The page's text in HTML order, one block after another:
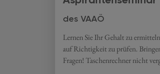
des VAAÖ
Lernen Sie Ihr Gehalt zu
auf Richtigkeit zu prüfen.
Fragen! Taschenrechner nicht